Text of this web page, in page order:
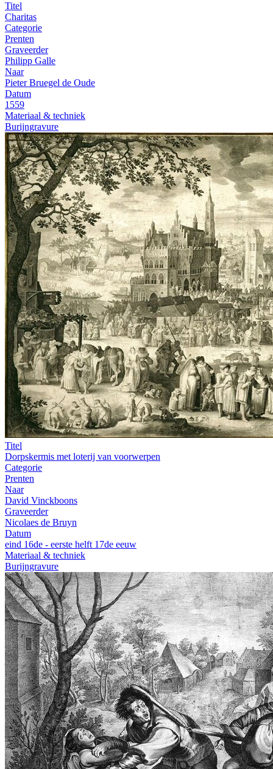
Titel
Charitas
Categorie
Prenten
Graveerder
Philipp Galle
Naar
Pieter Bruegel de Oude
Datum
1559
Materiaal & techniek
Burijngravure
Titel
Dorpskermis met loterij van voorwerpen
Categorie
Prenten
Naar
David Vinckboons
Graveerder
Nicolaes de Bruyn
Datum
eind 16de - eerste helft 17de eeuw
Materiaal & techniek
Burijngravure